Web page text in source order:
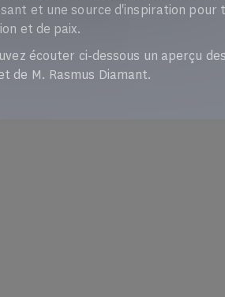
et une source d'inspiration
et de paix.
écouter ci-dessous un aperçu
de M. Rasmus Diamant.